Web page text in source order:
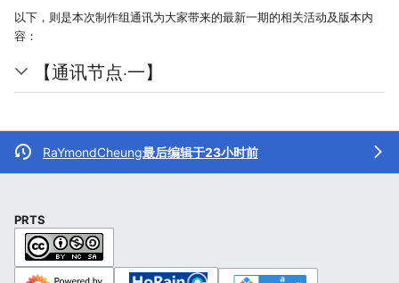
以下，则是本次制作组通讯为大家带来的最新一期的相关活动及版本内
容：
【通讯节点·一】
RaYmondCheung最后编辑于23小时前
PRTS